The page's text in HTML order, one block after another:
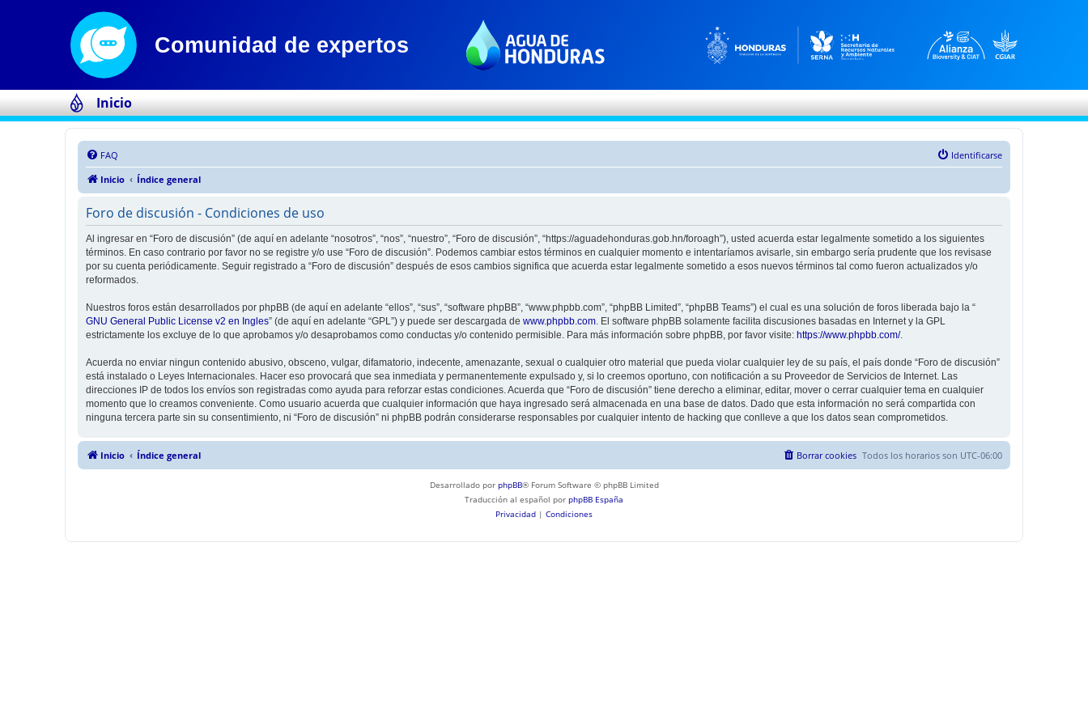
Inicio
FAQ
Identificarse
Inicio
Índice general
Foro de discusión - Condiciones de uso
Al ingresar en “Foro de discusión” (de aquí en adelante “nosotros”, “nos”, “nuestro”, “Foro de discusión”, “https://aguadehonduras.gob.hn/foroagh”), usted acuerda estar legalmente sometido a los siguientes
términos. En caso contrario por favor no se registre y/o use “Foro de discusión”. Podemos cambiar estos términos en cualquier momento e intentaríamos avisarle, sin embargo sería prudente que los revisase
por su cuenta periódicamente. Seguir registrado a “Foro de discusión” después de esos cambios significa que acuerda estar legalmente sometido a esos nuevos términos tal como fueron actualizados y/o
reformados.
Nuestros foros están desarrollados por phpBB (de aquí en adelante “ellos”, “sus”, “software phpBB”, “www.phpbb.com”, “phpBB Limited”, “phpBB Teams”) el cual es una solución de foros liberada bajo la “
GNU General Public License v2 en Ingles” (de aquí en adelante “GPL”) y puede ser descargada de www.phpbb.com. El software phpBB solamente facilita discusiones basadas en Internet y la GPL
estrictamente los excluye de lo que aprobamos y/o desaprobamos como conductas y/o contenido permisible. Para más información sobre phpBB, por favor visite: https://www.phpbb.com/.
Acuerda no enviar ningun contenido abusivo, obsceno, vulgar, difamatorio, indecente, amenazante, sexual o cualquier otro material que pueda violar cualquier ley de su país, el país donde “Foro de discusión”
está instalado o Leyes Internacionales. Hacer eso provocará que sea inmediata y permanentemente expulsado y, si lo creemos oportuno, con notificación a su Proveedor de Servicios de Internet. Las
direcciones IP de todos los envíos son registradas como ayuda para reforzar estas condiciones. Acuerda que “Foro de discusión” tiene derecho a eliminar, editar, mover o cerrar cualquier tema en cualquier
momento que lo creamos conveniente. Como usuario acuerda que cualquier información que haya ingresado será almacenada en una base de datos. Dado que esta información no será compartida con
ninguna tercera parte sin su consentimiento, ni “Foro de discusión” ni phpBB podrán considerarse responsables por cualquier intento de hacking que conlleve a que los datos sean comprometidos.
Inicio Índice general Todos los horarios son UTC-06:00
Borrar cookies
Desarrollado por phpBB® Forum Software © phpBB Limited
Traducción al español por phpBB España
Privacidad | Condiciones